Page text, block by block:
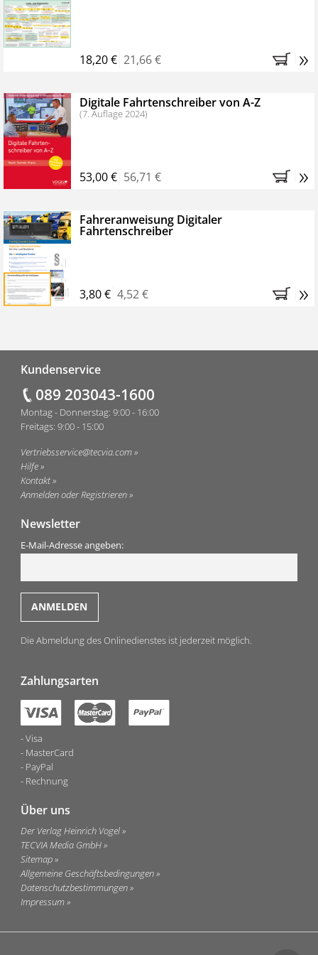
Bestellen Sie jetzt das VerkehrsRundschau Profipaket im
Kennenlern-Abo für zwei Monate (inkl. der derzeitig
Monaten brauchen Sie nichts weiter tun, das
Abonnement endet automatisch, es entstehen keine
weiteren Verpflichtungen.
18,20 € 21,66 € »
Digitale Fahrtenschreiber von A-Z
(7. Auflage 2024)
53,00 € 56,71 € »
Fahreranweisung Digitaler
Fahrtenschreiber
3,80 € 4,52 € »
Kundenservice
089 203043-1600
Montag - Donnerstag: 9:00 - 16:00
Freitags: 9:00 - 15:00
Vertriebsservice@tecvia.com
Hilfe
Kontakt
Anmelden oder Registrieren
Newsletter
E-Mail-Adresse angeben:
Die Abmeldung des Onlinedienstes ist jederzeit möglich.
Zahlungsarten
Visa
MasterCard
PayPal
Rechnung
Über uns
Der Verlag Heinrich Vogel
TECVIA Media GmbH
Sitemap
Allgemeine Geschäftsbedingungen
Datenschutzbestimmungen
Impressum